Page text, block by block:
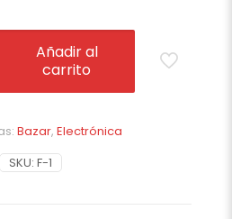
Añadir al
carrito
SKU: F-1
Bazar, Electrónica